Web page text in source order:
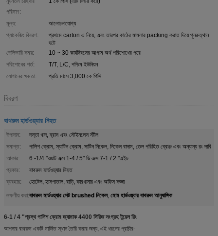
পরিমাণ:
মূল্য:
আলোচনাযোগ্য
প্যাকেজিং বিবরণ:
প্রথমে carton এ নিয়ে, এবং তারপর কাঠের মামলার packing করাত দিয়ে পুনরুত্থান
ঘটে
ডেলিভারি সময়:
10 ~ 30 কার্যদিবসের আগাম অর্থ পরিশোধের পরে
পরিশোধের শর্ত:
T/T, L/C, পশ্চিম ইউনিয়ন
যোগানের ক্ষমতা:
প্রতি মাসে 3,000 কে পিসি
বিবরণ
বাথরুম হার্ডওয়্যার নিহত
উপাদান:
দস্তা খাদ, ব্রাস এবং স্টেইনলেস স্টীল
সমাপ্ত:
পালিশ ক্রোম, স্যাটিন ক্রোম, সাটিন নিকেল, নিকেল বাদাম, তেল পরিহিত ব্রোঞ্জ এবং অন্যান্য রং দাবি
আকার:
6 -1/4 "ওয়াট এক্স 1-4 / 5" ডি এক্স 7-1 / 2 "এইচ
প্রকার:
বাথরুম হার্ডওয়্যার নিহত
ব্যবহার:
হোটেল, হাসপাতাল, বাড়ি, কারখানার এবং অফিস সজ্জা
লক্ষণীয় করা:বাথরুম হার্ডওয়্যার সেট brushed নিকেল, হোম হার্ডওয়্যার বাথরুম আনুষাঙ্গিক
6-1 / 4 "প্রস্থ পালিশ ক্রোম জ্যামাক 4400 সিরিজ সংগ্রহ টুয়েল রিং
আপনার বাথরুম একটি মার্জিত স্থান তৈরি করার জন্য, এই ধরনের প্রাচীর-